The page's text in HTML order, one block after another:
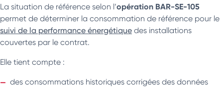
La situation de référence selon l’opération BAR-SE-105
permet de déterminer la consommation de référence pour le
suivi de la performance énergétique des installations
couvertes par le contrat.
Elle tient compte :
des consommations historiques corrigées des données